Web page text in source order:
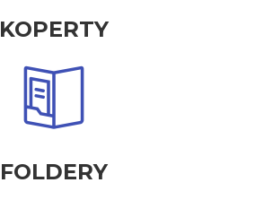
KOPERTY
FOLDERY